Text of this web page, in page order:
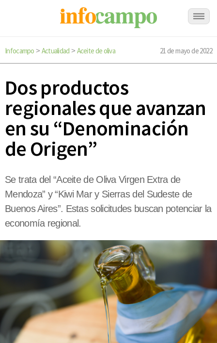
Infocampo > Actualidad > Aceite de oliva 21 de mayo de 2022
Dos productos
regionales que avanzan
en su “Denominación
de Origen”
Se trata del “Aceite de Oliva Virgen Extra de
Mendoza” y “Kiwi Mar y Sierras del Sudeste de
Buenos Aires”. Estas solicitudes buscan potenciar la
economía regional.